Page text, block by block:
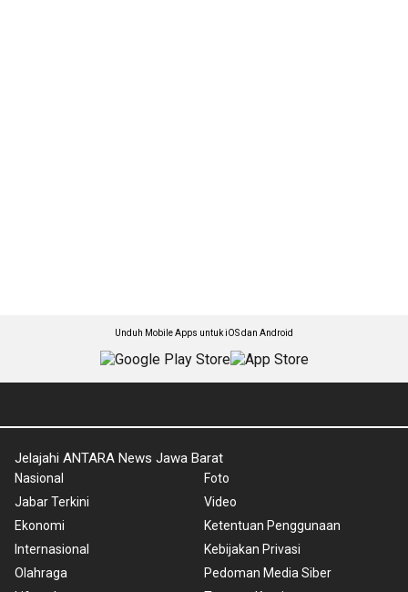
Unduh Mobile Apps untuk iOS dan Android
Jelajahi ANTARA News Jawa Barat
Nasional
Jabar Terkini
Ekonomi
Internasional
Olahraga
Foto
Video
Ketentuan Penggunaan
Kebijakan Privasi
Pedoman Media Siber